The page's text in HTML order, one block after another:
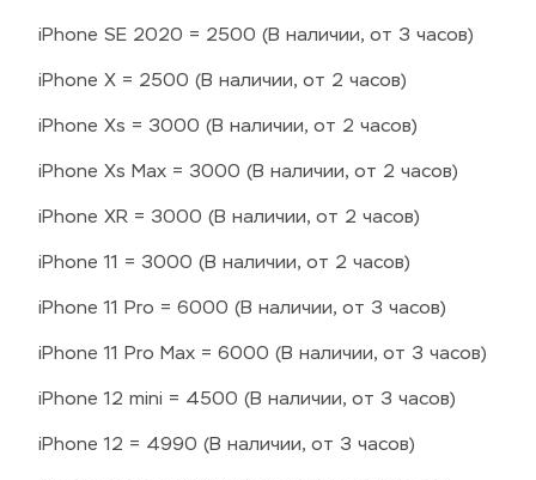
iPhone SE 2020 = 2500 (В наличии, от 3 часов)
iPhone X = 2500 (В наличии, от 2 часов)
iPhone Xs = 3000 (В наличии, от 2 часов)
iPhone Xs Max = 3000 (В наличии, от 2 часов)
iPhone XR = 3000 (В наличии, от 2 часов)
iPhone 11 = 3000 (В наличии, от 2 часов)
iPhone 11 Pro = 6000 (В наличии, от 3 часов)
iPhone 11 Pro Max = 6000 (В наличии, от 3 часов)
iPhone 12 mini = 4500 (В наличии, от 3 часов)
iPhone 12 = 4990 (В наличии, от 3 часов)